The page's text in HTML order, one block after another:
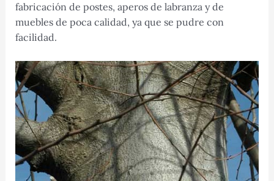
fabricación de postes, aperos de labranza y de
muebles de poca calidad, ya que se pudre con
facilidad.